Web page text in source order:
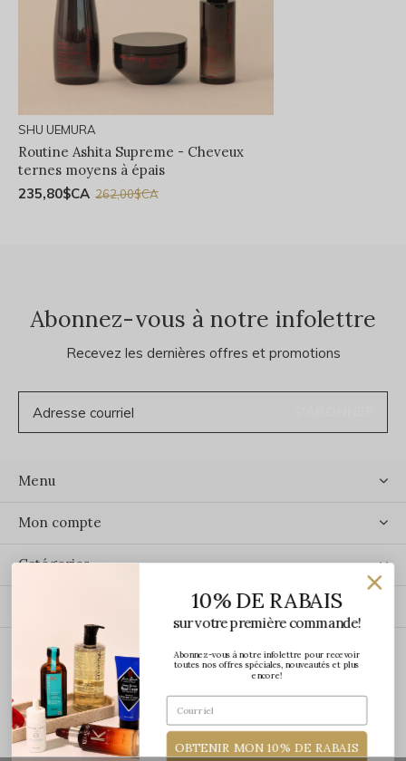
SHU UEMURA
Routine Ashita Supreme - Cheveux
ternes moyens à épais
235,80$CA 262,00$CA
Abonnez-vous à notre infolettre
Recevez les dernières offres et promotions
Menu
Mon compte
Catégories
ÉCRIVEZ-NOUS
10% DE RABAIS
sur votre première commande!
Abonnez-vous à notre infolettre pour recevoir
toutes nos offres spéciales, nouveautés et plus
encore!
OBTENIR MON 10% DE RABAIS